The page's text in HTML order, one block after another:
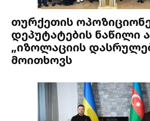
თურქეთის
დეპუტატების ნაწილი
„იზოლაციის
მოითხოვს